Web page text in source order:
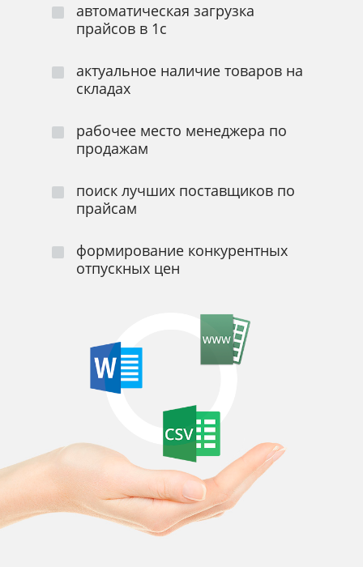
автоматическая загрузка
прайсов в 1с
актуальное наличие товаров на
складах
рабочее место менеджера по
продажам
поиск лучших поставщиков по
прайсам
формирование конкурентных
отпускных цен